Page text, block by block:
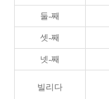
둘-째
셋-째
넷-째
빌리다